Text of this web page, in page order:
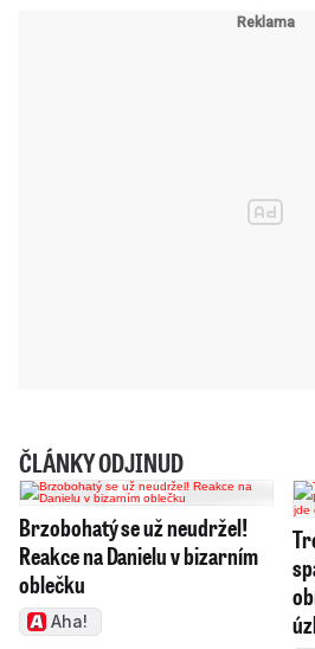
ČLÁNKY ODJINUD
Brzobohatý se už neudržel!
Reakce na Danielu v bizarním
oblečku
Aha!